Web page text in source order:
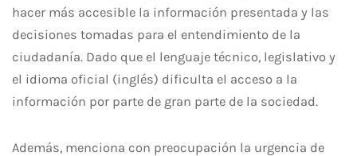
hacer más accesible la información presentada y las
decisiones tomadas para el entendimiento de la
ciudadanía. Dado que el lenguaje técnico, legislativo y
el idioma oficial (inglés) dificulta el acceso a la
información por parte de gran parte de la sociedad.
Además, menciona con preocupación la urgencia de